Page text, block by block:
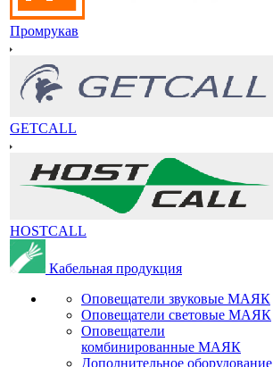
Промрукав
GETCALL
HOSTCALL
Кабельная продукция
Оповещатели звуковые МАЯК
Оповещатели световые МАЯК
Оповещатели
комбинированные МАЯК
Дополнительное оборудование